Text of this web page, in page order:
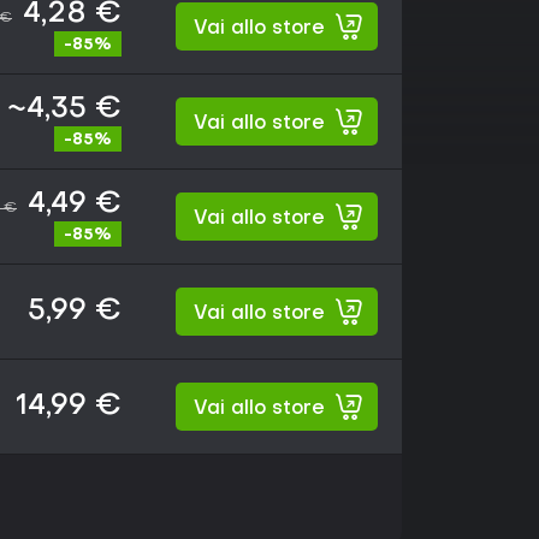
€ 4,28 €
-85%
Vai allo store
~4,35 €
-85%
Vai allo store
€ 4,49 €
-85%
Vai allo store
5,99 € Vai allo store
14,99 € Vai allo store